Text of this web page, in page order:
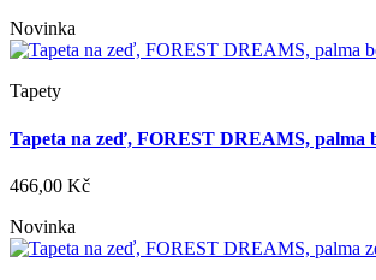
Novinka
Tapety
Tapeta na zeď, FOREST DREAMS, palma
466,00 Kč
Novinka